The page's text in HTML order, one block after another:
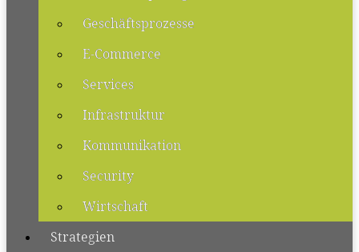
Geschäftsprozesse
E-Commerce
Services
Infrastruktur
Kommunikation
Security
Wirtschaft
Strategien